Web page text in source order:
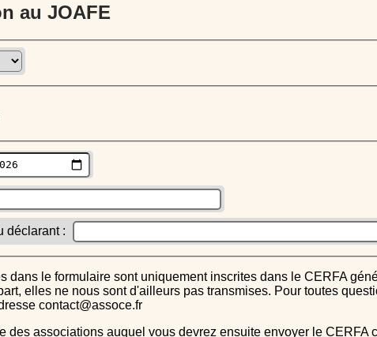
au JOAFE
déclarant :
elles ne nous sont d'ailleurs pas transmises. Pour toutes
contact@assoce.fr